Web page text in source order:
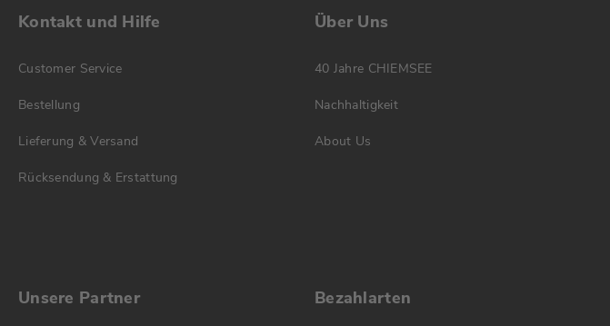
Kontakt und Hilfe
Customer Service
Bestellung
Lieferung & Versand
Rücksendung & Erstattung
Über Uns
40 Jahre CHIEMSEE
Nachhaltigkeit
About Us
Unsere Partner Bezahlarten